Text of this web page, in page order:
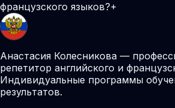
французского языков?+
Анастасия Колесникова —
репетитор английского и
Индивидуальные программы
результатов.